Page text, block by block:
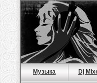
Музыка Dj